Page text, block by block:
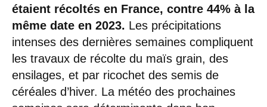
étaient récoltés en France, contre 44% à la
même date en 2023. Les précipitations
intenses des dernières semaines compliquent
les travaux de récolte du maïs grain, des
ensilages, et par ricochet des semis de
céréales d’hiver. La météo des prochaines